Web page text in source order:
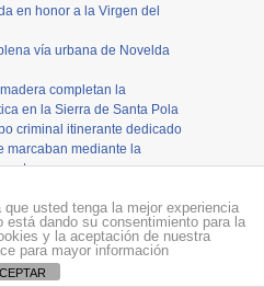
en honor a la Virgen del
vía urbana de Novelda
completan la
en la Sierra de Santa Pola
criminal itinerante dedicado
marcaban mediante la
de la ONCE reparte
el aumento del control de la
análisis y el desarrollo
usted tenga la mejor experiencia
está dando su consentimiento para la
y la aceptación de nuestra
para mayor información